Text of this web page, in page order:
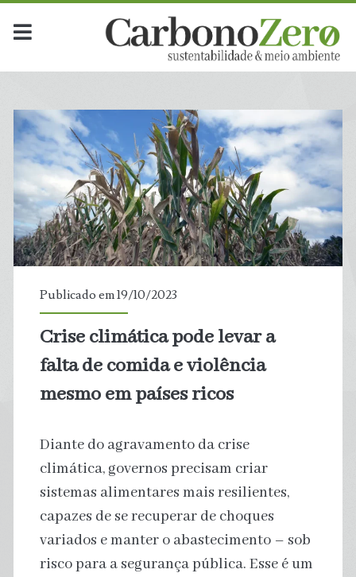
Publicado em 19/10/2023
Crise climática pode levar a
falta de comida e violência
mesmo em países ricos
Diante do agravamento da crise
climática, governos precisam criar
sistemas alimentares mais resilientes,
capazes de se recuperar de choques
variados e manter o abastecimento – sob
risco para a segurança pública. Esse é um